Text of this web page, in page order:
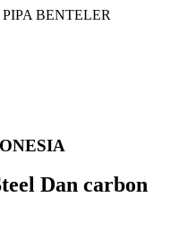
BENTELER
Dan carbon